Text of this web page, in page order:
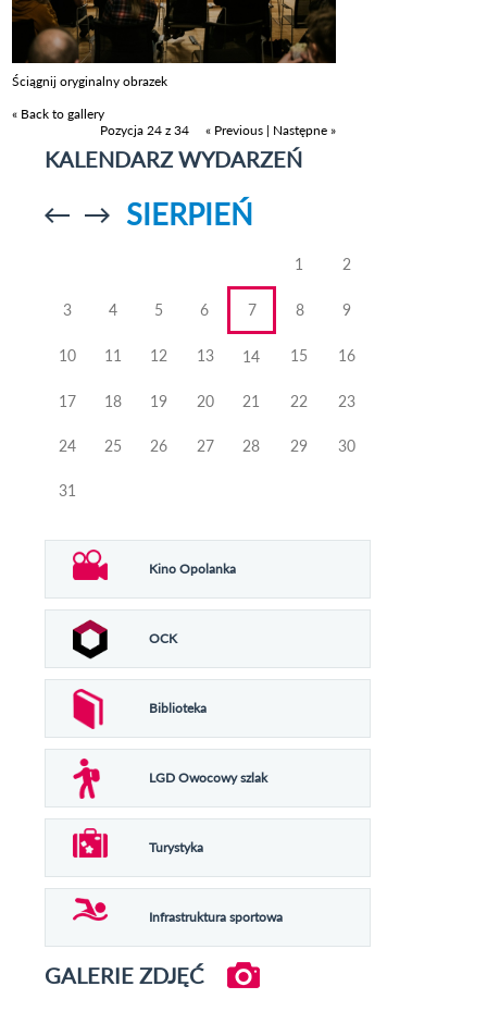
Ściągnij oryginalny obrazek
« Back to gallery
Pozycja 24 z 34
« Previous | Następne »
KALENDARZ WYDARZEŃ
Przejdź doPrzejdź do
SIERPIEŃ
1 2
3 4 5 6 7 8 9
10 11 12 13 14 15 16
17 18 19 20 21 22 23
24 25 26 27 28 29 30
31
Kino Opolanka
OCK
Biblioteka
LGD Owocowy szlak
Turystyka
Infrastruktura sportowa
GALERIE ZDJĘĆ